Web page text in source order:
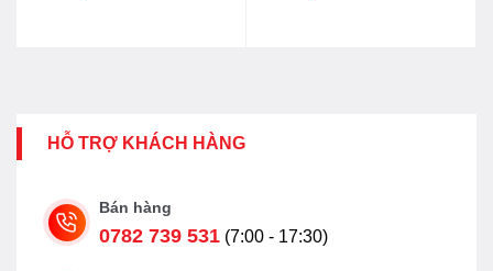
HỖ TRỢ KHÁCH HÀNG
Bán hàng
0782 739 531 (7:00 - 17:30)